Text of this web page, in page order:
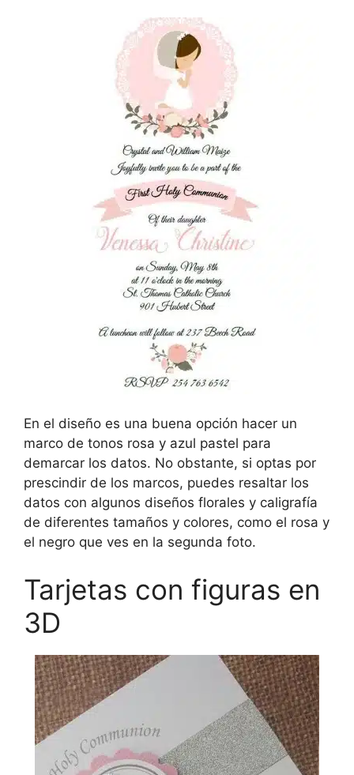
En el diseño es una buena opción hacer un
marco de tonos rosa y azul pastel para
demarcar los datos. No obstante, si optas por
prescindir de los marcos, puedes resaltar los
datos con algunos diseños florales y caligrafía
de diferentes tamaños y colores, como el rosa y
el negro que ves en la segunda foto.
Tarjetas con figuras en
3D